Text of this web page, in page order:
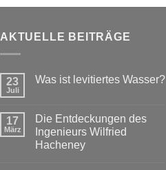
AKTUELLE BEITRÄGE
23
Juli
Was ist levitiertes Wasser?
17
März
Die Entdeckungen des
Ingenieurs Wilfried
Hacheney